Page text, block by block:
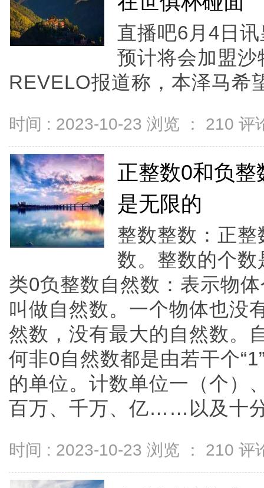
直播吧6月4日
预计将会加盟
REVELO报道称，本泽马希
时间 : 2023-10-23 浏览 ： 210 评
正整数0和负
是无限的
整数整数：正
数。整数的个
类0负整数自然数：表示物
叫做自然数。一个物体也没
然数，没有最大的自然数。
何非0自然数都是由若干个
的单位。计数单位一（个）
百万、千万、亿……以及十
时间 : 2023-10-23 浏览 ： 210 评